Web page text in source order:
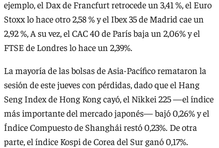
ejemplo, el Dax de Francfurt retrocede un 3,41 %, el Euro
Stoxx lo hace otro 2,58 % y el Ibex 35 de Madrid cae un
2,92 %, A su vez, el CAC 40 de París baja un 2,06% y el
FTSE de Londres lo hace un 2,39%.
La mayoría de las bolsas de Asia-Pacífico remataron la
sesión de este jueves con pérdidas, dado que el Hang
Seng Index de Hong Kong cayó, el Nikkei 225 —el índice
más importante del mercado japonés— bajó 0,26% y el
Índice Compuesto de Shanghái restó 0,23%. De otra
parte, el índice Kospi de Corea del Sur ganó 0,17%.